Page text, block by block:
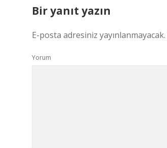
Bir yanıt yazın
E-posta adresiniz yayınlanmayacak.
Yorum